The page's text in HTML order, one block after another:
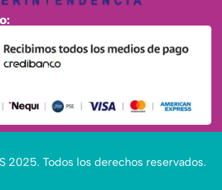
2025. Todos los derechos reservados.